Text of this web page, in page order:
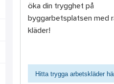
öka din trygghet på
byggarbetsplatsen med
kläder!
Hitta trygga arbetskläder